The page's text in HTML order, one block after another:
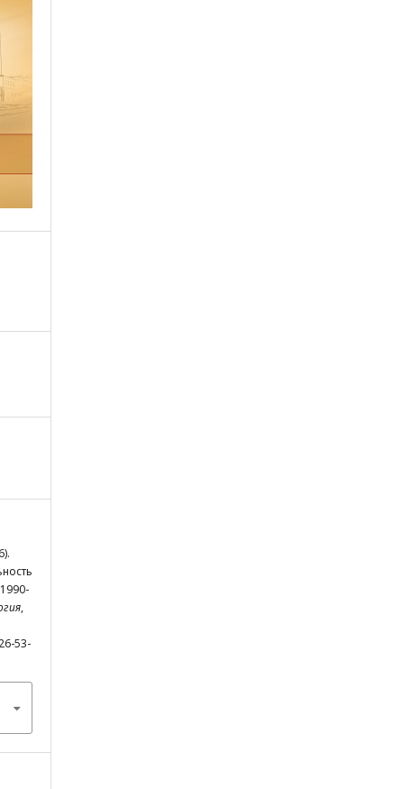
,
53-